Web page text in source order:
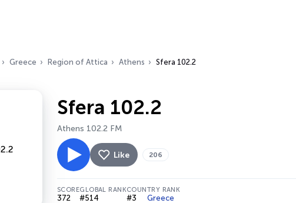
Greece Region of Attica Athens Sfera 102.2
Sfera 102.2
Athens 102.2 FM
Like 206
SCORE
372
GLOBAL RANK
#514
COUNTRY RANK
#3 Greece